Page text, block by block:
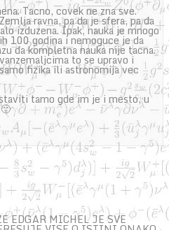
Tacno, covek ne zna sve.
ravna, pa da je sfera, pa da
izduzena. Ipak, nauka je mnogo
100 godina i nemoguce je da
da kompletna nauka nije tacna.
to se upravo i
fizika ili astronomija vec
tamo gde im je i mesto, u
EDGAR MICHEL JE SVE